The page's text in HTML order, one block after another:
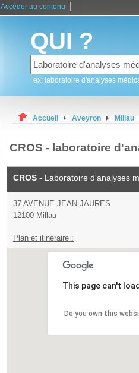
Accéder au contenu
QUI ?
ex: laboratoire d'analyses
Accueil Aveyron Millau
CROS - laboratoire
CROS - Laboratoire d'analyses
37 AVENUE JEAN JAURES
12100 Millau
Plan et itinéraire :
This page can't
Do you own this